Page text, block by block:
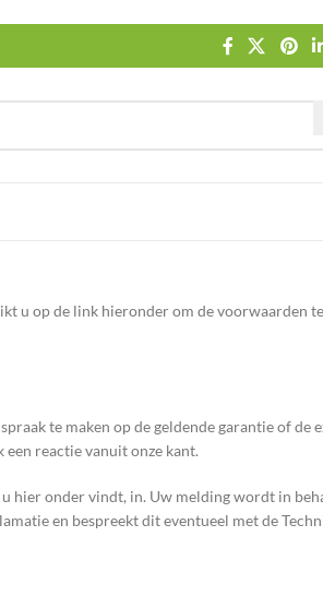
u op de link hieronder om de voorwaarden te
te maken op de geldende garantie of de
een reactie vanuit onze kant.
hier onder vindt, in. Uw melding wordt in
en bespreekt dit eventueel met de